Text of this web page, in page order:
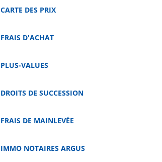
CARTE DES PRIX
FRAIS D'ACHAT
PLUS-VALUES
DROITS DE SUCCESSION
FRAIS DE MAINLEVÉE
IMMO NOTAIRES ARGUS